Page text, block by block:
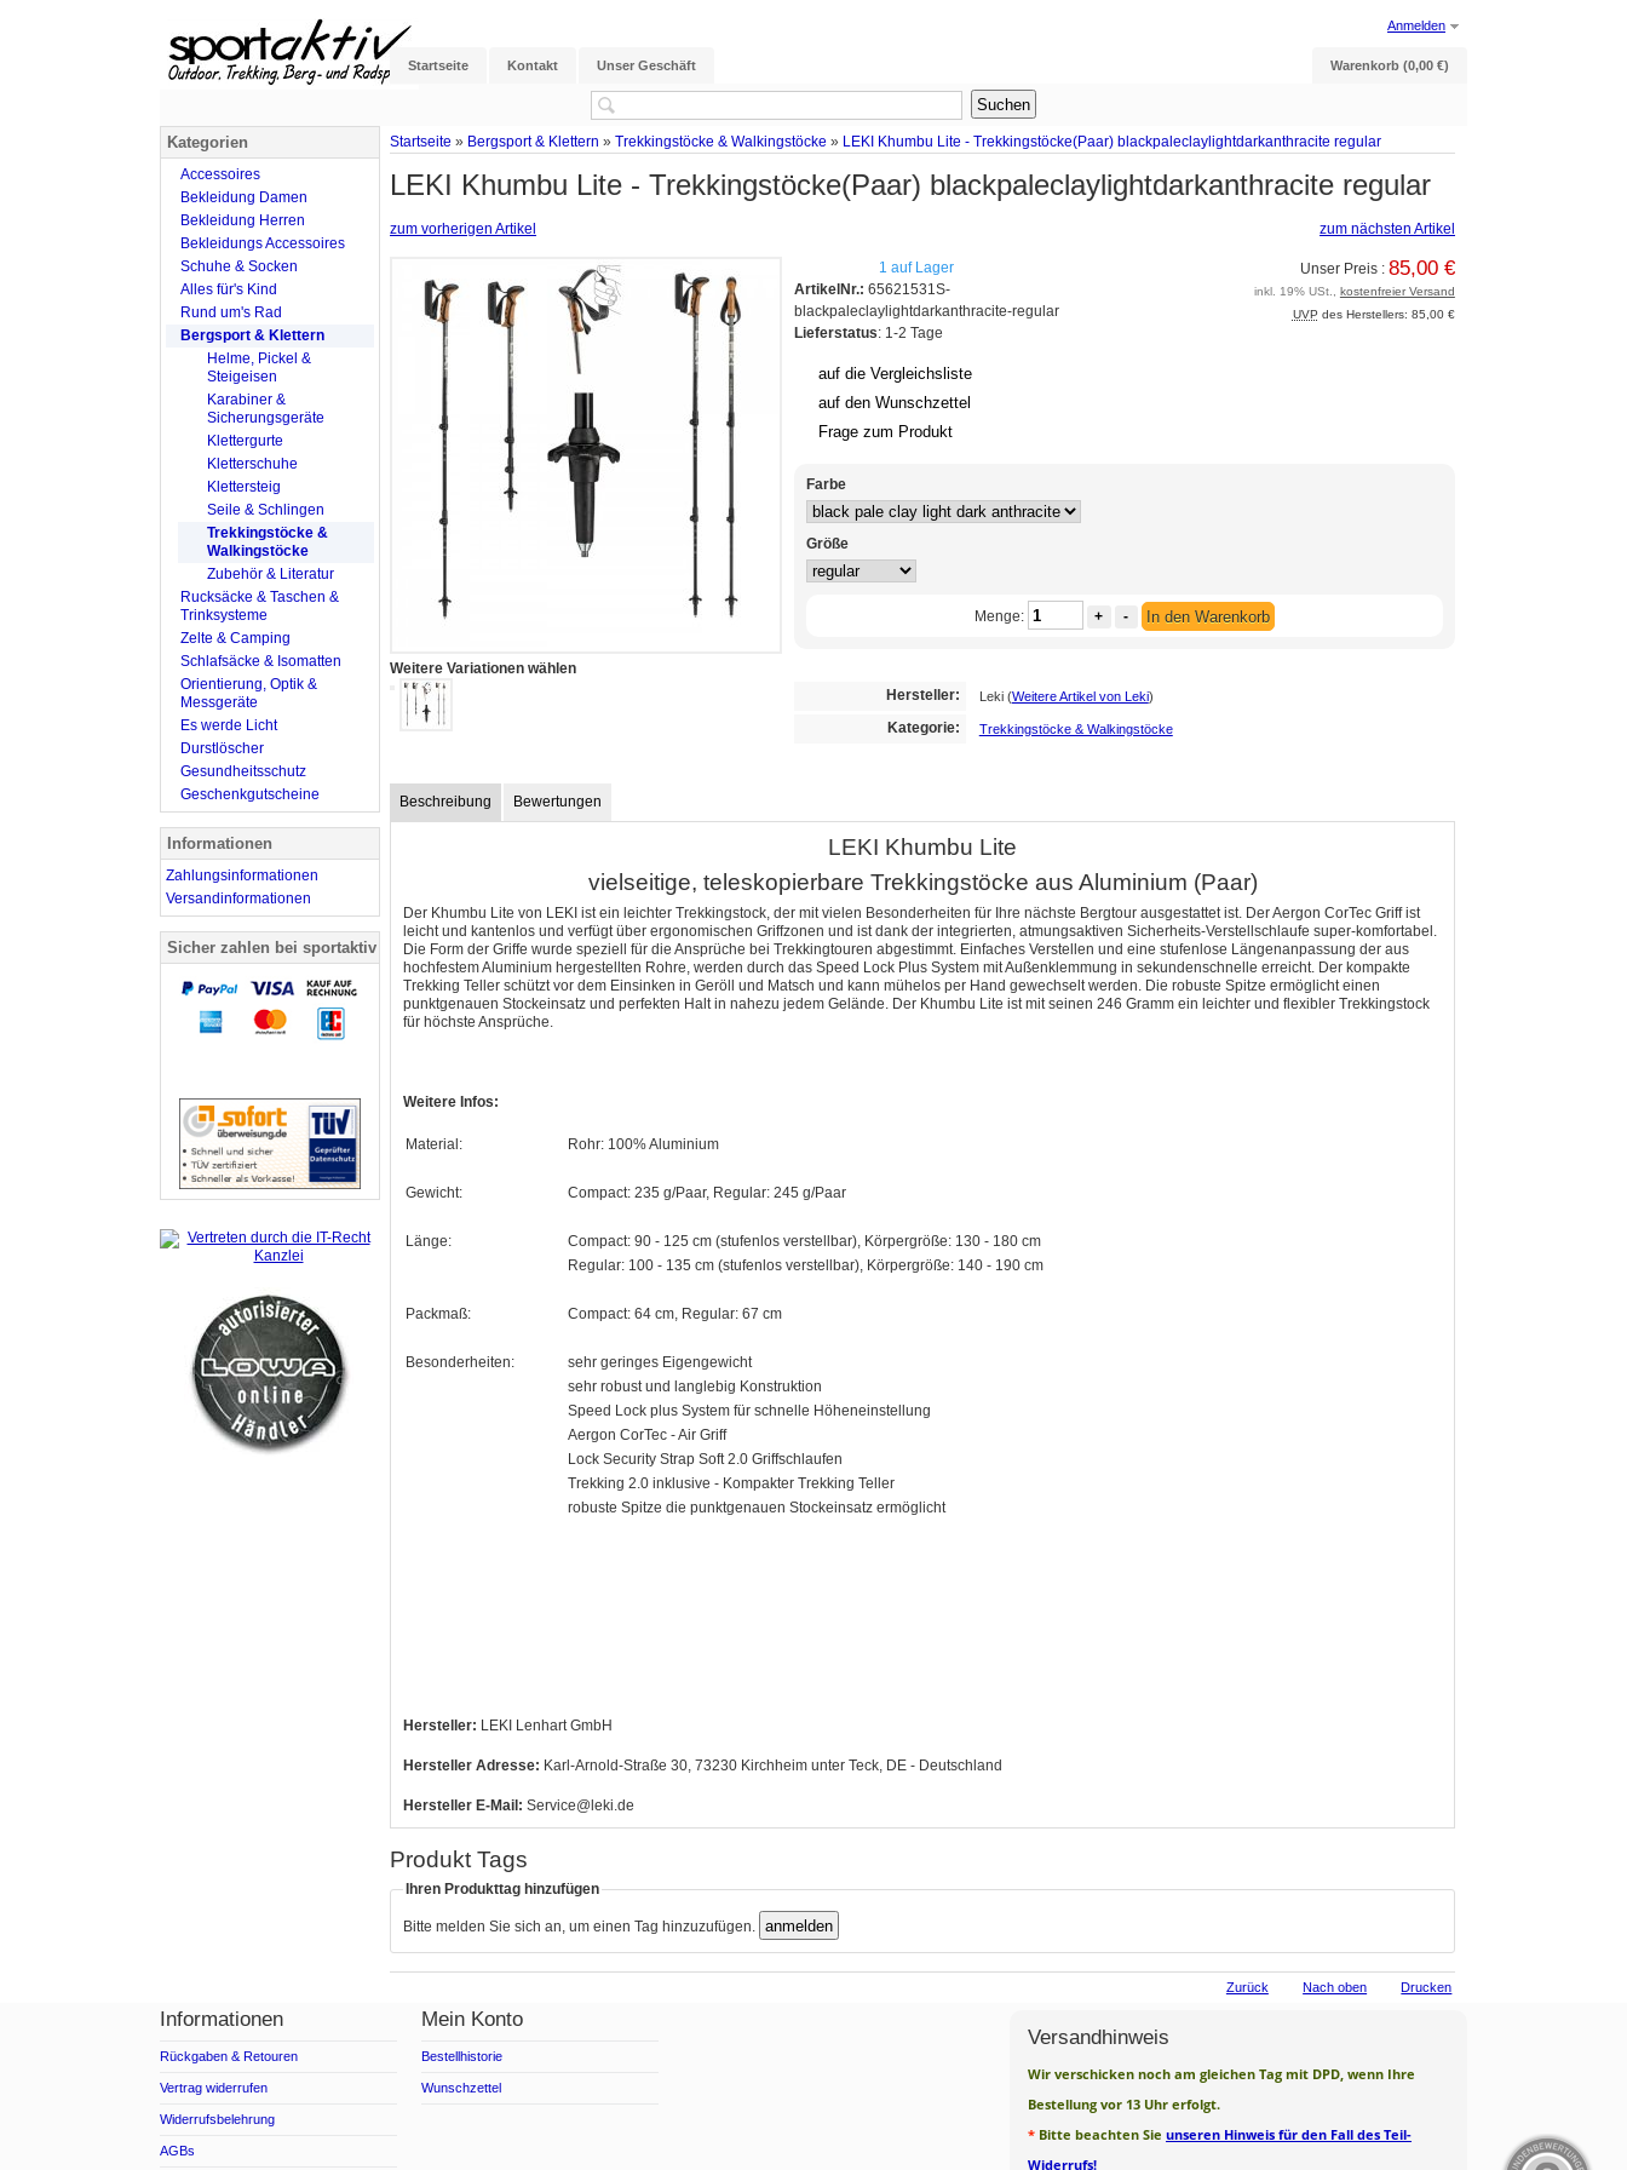
Startseite Kontakt Unser Geschäft Warenkorb (0,00 €)
Anmelden
Startseite » Bergsport & Klettern » Trekkingstöcke & Walkingstöcke » LEKI Khumbu Lite - Trekkingstöcke(Paar) blackpaleclaylightdarkanthracite regular
LEKI Khumbu Lite - Trekkingstöcke(Paar) blackpaleclaylightdarkanthracite regular
zum vorherigen Artikel zum nächsten Artikel
Weitere Variationen wählen
1 auf Lager
ArtikelNr.: 65621531S-
blackpaleclaylightdarkanthracite-regular
Lieferstatus: 1-2 Tage
auf die Vergleichsliste
auf den Wunschzettel
Frage zum Produkt
Unser Preis : 85,00 €
inkl. 19% USt., kostenfreier Versand
UVP des Herstellers: 85,00 €
Farbe
Größe
Menge: + - In den Warenkorb
Hersteller: Leki (Weitere Artikel von Leki)
Kategorie: Trekkingstöcke & Walkingstöcke
Beschreibung Bewertungen
LEKI Khumbu Lite
vielseitige, teleskopierbare Trekkingstöcke aus Aluminium (Paar)
Der Khumbu Lite von LEKI ist ein leichter Trekkingstock, der mit vielen Besonderheiten für Ihre nächste Bergtour ausgestattet ist. Der Aergon CorTec Griff ist
leicht und kantenlos und verfügt über ergonomischen Griffzonen und ist dank der integrierten, atmungsaktiven Sicherheits-Verstellschlaufe super-komfortabel.
Die Form der Griffe wurde speziell für die Ansprüche bei Trekkingtouren abgestimmt. Einfaches Verstellen und eine stufenlose Längenanpassung der aus
hochfestem Aluminium hergestellten Rohre, werden durch das Speed Lock Plus System mit Außenklemmung in sekundenschnelle erreicht. Der kompakte
Trekking Teller schützt vor dem Einsinken in Geröll und Matsch und kann mühelos per Hand gewechselt werden. Die robuste Spitze ermöglicht einen
punktgenauen Stockeinsatz und perfekten Halt in nahezu jedem Gelände. Der Khumbu Lite ist mit seinen 246 Gramm ein leichter und flexibler Trekkingstock
für höchste Ansprüche.
Weitere Infos:
Material: Rohr: 100% Aluminium
Gewicht: Compact: 235 g/Paar, Regular: 245 g/Paar
Länge:
Compact: 90 - 125 cm (stufenlos verstellbar), Körpergröße: 130 - 180 cm
Regular: 100 - 135 cm (stufenlos verstellbar), Körpergröße: 140 - 190 cm
Packmaß: Compact: 64 cm, Regular: 67 cm
Besonderheiten:
sehr geringes Eigengewicht
sehr robust und langlebig Konstruktion
Speed Lock plus System für schnelle Höheneinstellung
Aergon CorTec - Air Griff
Lock Security Strap Soft 2.0 Griffschlaufen
Trekking 2.0 inklusive - Kompakter Trekking Teller
robuste Spitze die punktgenauen Stockeinsatz ermöglicht
Hersteller: LEKI Lenhart GmbH
Hersteller Adresse: Karl-Arnold-Straße 30, 73230 Kirchheim unter Teck, DE - Deutschland
Hersteller E-Mail: Service@leki.de
Produkt Tags
Ihren Produkttag hinzufügen
Bitte melden Sie sich an, um einen Tag hinzuzufügen.
Zurück Nach oben Drucken
Kategorien
Accessoires
Bekleidung Damen
Bekleidung Herren
Bekleidungs Accessoires
Schuhe & Socken
Alles für's Kind
Rund um's Rad
Bergsport & Klettern
Helme, Pickel &
Steigeisen
Karabiner &
Sicherungsgeräte
Klettergurte
Kletterschuhe
Klettersteig
Seile & Schlingen
Trekkingstöcke &
Walkingstöcke
Zubehör & Literatur
Rucksäcke & Taschen &
Trinksysteme
Zelte & Camping
Schlafsäcke & Isomatten
Orientierung, Optik &
Messgeräte
Es werde Licht
Durstlöscher
Gesundheitsschutz
Geschenkgutscheine
Informationen
Zahlungsinformationen
Versandinformationen
Sicher zahlen bei sportaktiv
Informationen
Rückgaben & Retouren
Vertrag widerrufen
Widerrufsbelehrung
AGBs
Mein Konto
Bestellhistorie
Wunschzettel
Versandhinweis
Wir verschicken noch am gleichen Tag mit DPD, wenn Ihre
Bestellung vor 13 Uhr erfolgt.
* Bitte beachten Sie unseren Hinweis für den Fall des Teil-
Widerrufs!